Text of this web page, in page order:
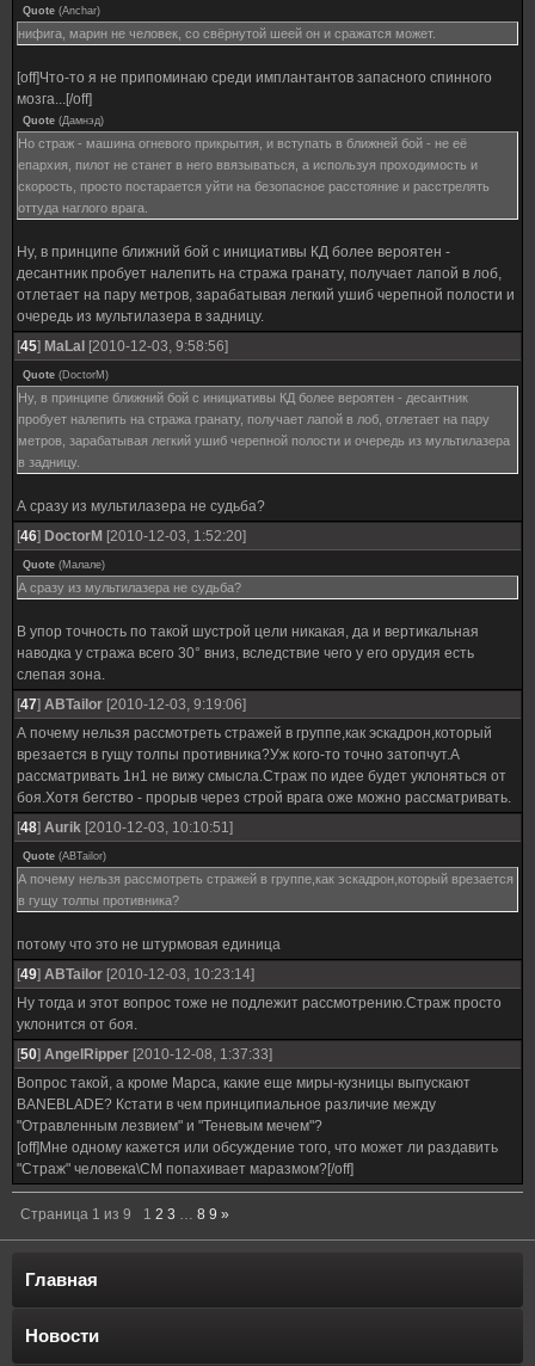
Quote (Anchar)
нифига, марин не человек, со свёрнутой шеей он и сражатся может.
[off]Что-то я не припоминаю среди имплантантов запасного спинного
мозга...[/off]
Quote (Дамнэд)
Но страж - машина огневого прикрытия, и вступать в ближней бой - не её
епархия, пилот не станет в него ввязываться, а используя проходимость и
скорость, просто постарается уйти на безопасное расстояние и расстрелять
оттуда наглого врага.
Ну, в принципе ближний бой с инициативы КД более вероятен -
десантник пробует налепить на стража гранату, получает лапой в лоб,
отлетает на пару метров, зарабатывая легкий ушиб черепной полости и
очередь из мультилазера в задницу.
[45] MaLal [2010-12-03, 9:58:56]
Quote (DoctorM )
Ну, в принципе ближний бой с инициативы КД более вероятен - десантник
пробует налепить на стража гранату, получает лапой в лоб, отлетает на пару
метров, зарабатывая легкий ушиб черепной полости и очередь из мультилазера
в задницу.
А сразу из мультилазера не судьба?
[46] DoctorM [2010-12-03, 1:52:20]
Quote (Малале)
А сразу из мультилазера не судьба?
В упор точность по такой шустрой цели никакая, да и вертикальная
наводка у стража всего 30° вниз, вследствие чего у его орудия есть
слепая зона.
[47] ABTailor [2010-12-03, 9:19:06]
А почему нельзя рассмотреть стражей в группе,как эскадрон,который
врезается в гущу толпы противника?Уж кого-то точно затопчут.А
рассматривать 1н1 не вижу смысла.Страж по идее будет уклоняться от
боя.Хотя бегство - прорыв через строй врага оже можно рассматривать.
[48] Aurik [2010-12-03, 10:10:51]
Quote (ABTailor)
А почему нельзя рассмотреть стражей в группе,как эскадрон,который врезается
в гущу толпы противника?
потому что это не штурмовая единица
[49] ABTailor [2010-12-03, 10:23:14]
Ну тогда и этот вопрос тоже не подлежит рассмотрению.Страж просто
уклонится от боя.
[50] AngelRipper [2010-12-08, 1:37:33]
Вопрос такой, а кроме Марса, какие еще миры-кузницы выпускают
BANEBLADE? Кстати в чем принципиальное различие между
"Отравленным лезвием" и "Теневым мечем"?
[off]Мне одному кажется или обсуждение того, что может ли раздавить
"Страж" человека\СМ попахивает маразмом?[/off]
Страница 1 из 9 1 2 3 … 8 9 »
Главная
Новости